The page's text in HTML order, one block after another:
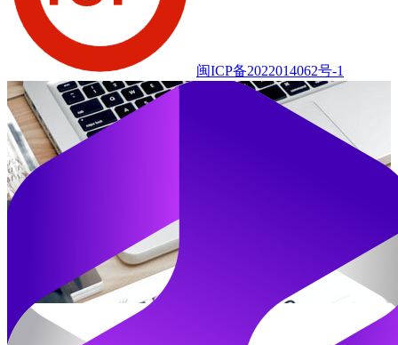
闽ICP备2022014062号-1